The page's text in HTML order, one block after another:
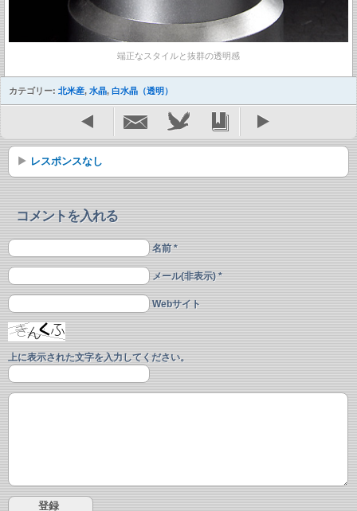
端正なスタイルと抜群の透明感
カテゴリー: 北米産, 水晶, 白水晶（透明）
レスポンスなし
コメントを入れる
名前 *
メール(非表示) *
Webサイト
上に表示された文字を入力してください。